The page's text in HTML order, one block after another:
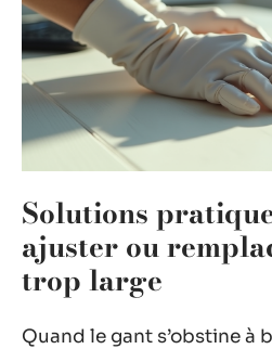
Solutions
ajuster ou
trop large
Quand le gant s’obstine à